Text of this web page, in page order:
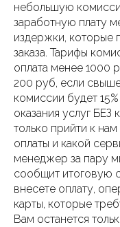
небольшую
заработную плату
издержки, которые
заказа. Тарифы
оплата менее 1000
200 руб, если
комиссии будет
оказания услуг БЕЗ
только прийти к
оплаты и какой
менеджер за пару
сообщит итоговую
внесете оплату,
карты, которые
Вам останется